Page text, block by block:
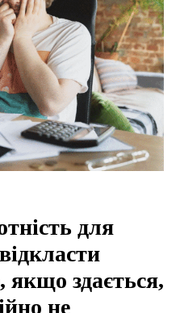
для
здається,
не